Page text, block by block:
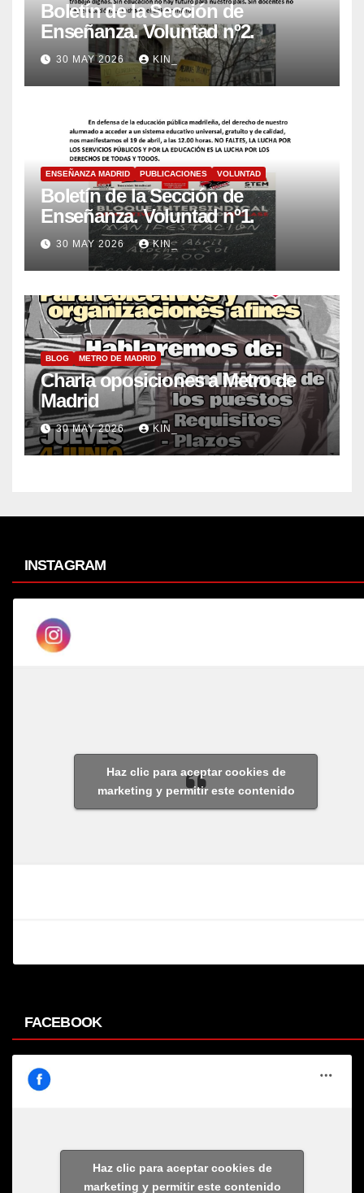
Boletín de la Sección de
Enseñanza. Voluntad nº2.
30 MAY 2026 KIN_
ENSEÑANZA MADRID PUBLICACIONES VOLUNTAD
Boletín de la Sección de
Enseñanza. Voluntad nº1.
30 MAY 2026 KIN_
BLOG METRO DE MADRID
Charla oposiciones a Metro de
Madrid
30 MAY 2026 KIN_
INSTAGRAM
Haz clic para aceptar cookies de
marketing y permitir este contenido
FACEBOOK
Haz clic para aceptar cookies de
marketing y permitir este contenido